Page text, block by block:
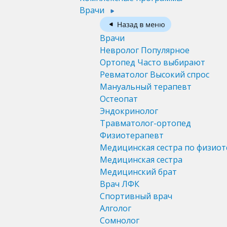
Врачи
Врачи
Невролог Популярное
Ортопед Часто выбирают
Ревматолог Высокий спрос
Мануальный терапевт
Остеопат
Эндокринолог
Травматолог-ортопед
Физиотерапевт
Медицинская сестра по
Медицинская сестра
Медицинский брат
Врач ЛФК
Спортивный врач
Алголог
Сомнолог